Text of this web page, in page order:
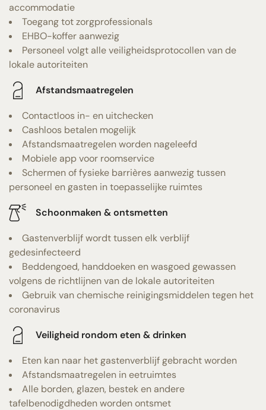
accommodatie
Toegang tot zorgprofessionals
EHBO-koffer aanwezig
Personeel volgt alle veiligheidsprotocollen van de
lokale autoriteiten
Afstandsmaatregelen
Contactloos in- en uitchecken
Cashloos betalen mogelijk
Afstandsmaatregelen worden nageleefd
Mobiele app voor roomservice
Schermen of fysieke barrières aanwezig tussen
personeel en gasten in toepasselijke ruimtes
Schoonmaken & ontsmetten
Gastenverblijf wordt tussen elk verblijf
gedesinfecteerd
Beddengoed, handdoeken en wasgoed gewassen
volgens de richtlijnen van de lokale autoriteiten
Gebruik van chemische reinigingsmiddelen tegen het
coronavirus
Veiligheid rondom eten & drinken
Eten kan naar het gastenverblijf gebracht worden
Afstandsmaatregelen in eetruimtes
Alle borden, glazen, bestek en andere
tafelbenodigdheden worden ontsmet